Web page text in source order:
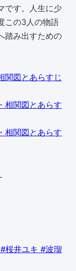
です。人生に少
この3人の物語
踏み出すための
関図とあらすじ
相関図とあらす
相関図とあらす
#桜井ユキ #波瑠